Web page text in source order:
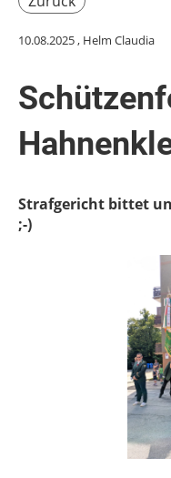
10.08.2025, Helm Claudia
Strafgericht bittet
;-)